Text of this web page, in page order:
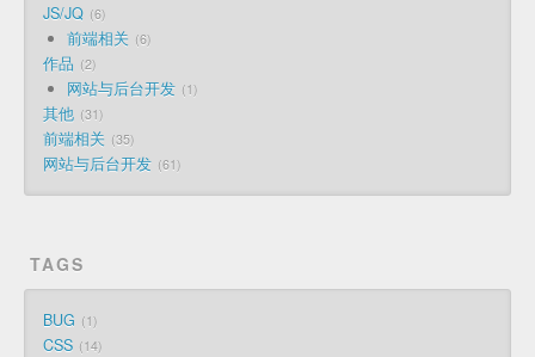
JS/JQ 6
前端相关 6
作品 2
网站与后台开发 1
其他 31
前端相关 35
网站与后台开发 61
TAGS
BUG 1
CSS 14